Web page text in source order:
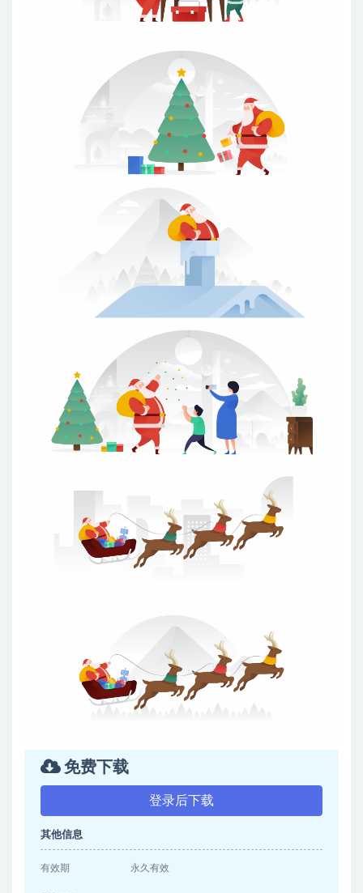
免费下载
登录后下载
其他信息
有效期 永久有效